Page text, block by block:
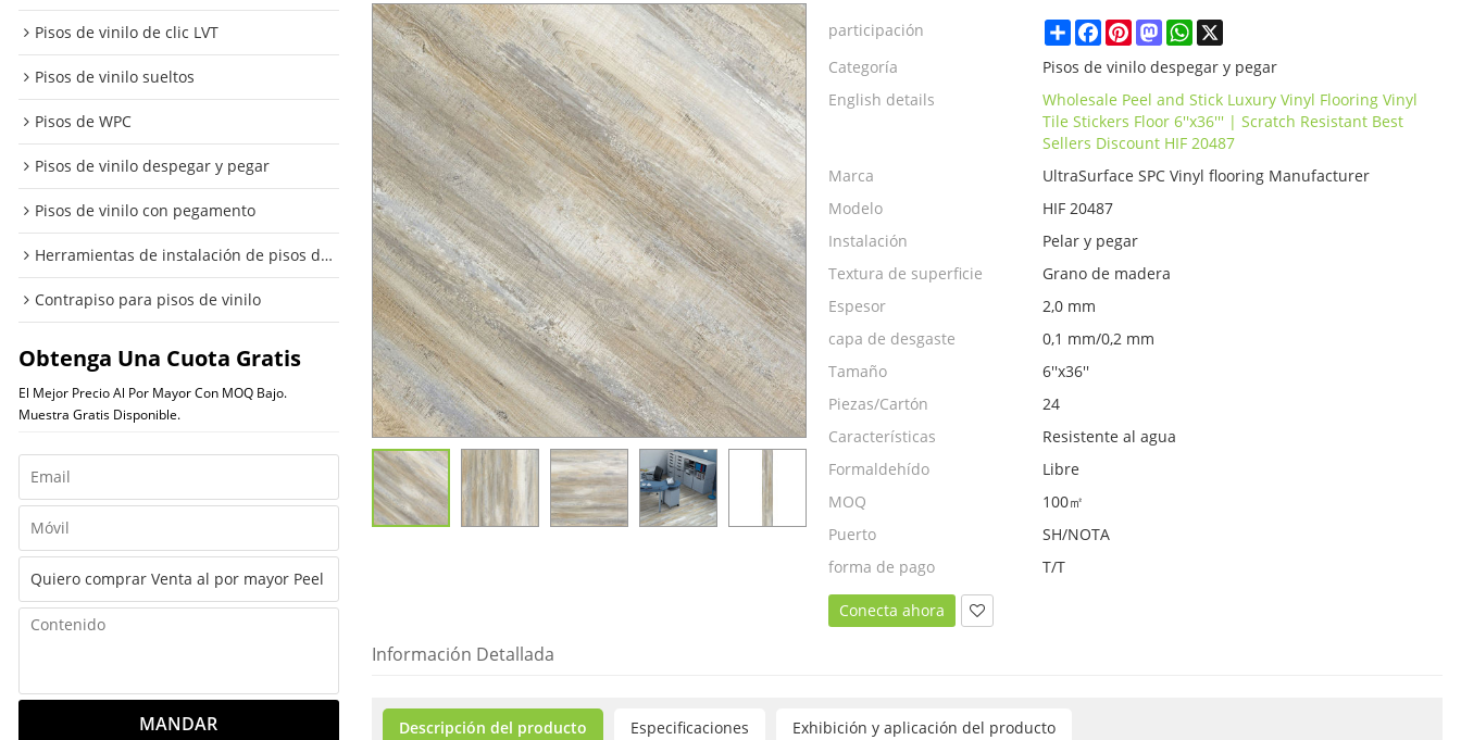
Pisos de vinilo de clic LVT
Pisos de vinilo sueltos
Pisos de WPC
Pisos de vinilo despegar y pegar
Pisos de vinilo con pegamento
Herramientas de instalación de pisos de vinilo
Contrapiso para pisos de vinilo
Obtenga Una Cuota Gratis
El Mejor Precio Al Por Mayor Con MOQ Bajo.
Muestra Gratis Disponible.
MANDAR
participación ShareFacebookPinterestMastodonWhatsApp
Categoría
Pisos de vinilo despegar y pegar
English details
Wholesale Peel and Stick Luxury Vinyl Flooring Vinyl
Tile Stickers Floor 6''x36''' | Scratch Resistant Best
Sellers Discount HIF 20487
Marca
UltraSurface SPC Vinyl flooring Manufacturer
Modelo
HIF 20487
Instalación
Pelar y pegar
Textura de superficie
Grano de madera
Espesor
2,0 mm
capa de desgaste
0,1 mm/0,2 mm
Tamaño
6''x36''
Piezas/Cartón
24
Características
Resistente al agua
Formaldehído
Libre
MOQ
100㎡
Puerto
SH/NOTA
forma de pago
T/T
Conecta ahora
Información Detallada
Descripción del producto Especificaciones Exhibición y aplicación del producto